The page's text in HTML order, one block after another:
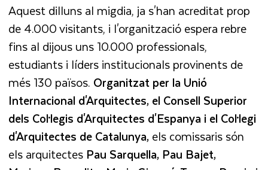
Aquest dilluns al migdia, ja s'han acreditat prop
de 4.000 visitants, i l'organització espera rebre
fins al dijous uns 10.000 professionals,
estudiants i líders institucionals provinents de
més 130 països. Organitzat per la Unió
Internacional d'Arquitectes, el Consell Superior
dels Col·legis d'Arquitectes d'Espanya i el Col·legi
d'Arquitectes de Catalunya, els comissaris són
els arquitectes Pau Sarquella, Pau Bajet,